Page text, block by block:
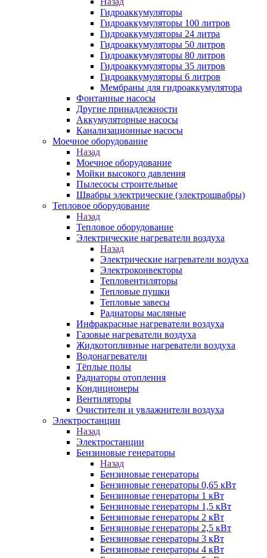
Гидроаккумуляторы
Гидроаккумуляторы 100 литров
Гидроаккумуляторы 24 литра
Гидроаккумуляторы 50 литров
Гидроаккумуляторы 80 литров
Гидроаккумуляторы 35 литров
Гидроаккумуляторы 6 литров
Мембраны для гидроаккумулятора
Фонтанные насосы
Другие принадлежности
Аккумуляторные насосы
Канализационные насосы
Моечное оборудование
Назад
Моечное оборудование
Мойки высокого давления
Пылесосы строительные
Швабры электрические (электрошвабры)
Тепловое оборудование
Назад
Тепловое оборудование
Электрические нагреватели воздуха
Назад
Электрические нагреватели воздуха
Электроконвекторы
Тепловентиляторы
Тепловые пушки
Тепловые завесы
Радиаторы масляные
Инфракрасные нагреватели воздуха
Газовые нагреватели воздуха
Жидкотопливные нагреватели воздуха
Водонагреватели
Тёплые полы
Радиаторы отопления
Кондиционеры
Вентиляторы
Очистители и увлажнители воздуха
Электростанции
Назад
Электростанции
Бензиновые генераторы
Назад
Бензиновые генераторы
Бензиновые генераторы 0,65 кВт
Бензиновые генераторы 1 кВт
Бензиновые генераторы 1,5 кВт
Бензиновые генераторы 2 кВт
Бензиновые генераторы 2,5 кВт
Бензиновые генераторы 3 кВт
Бензиновые генераторы 4 кВт